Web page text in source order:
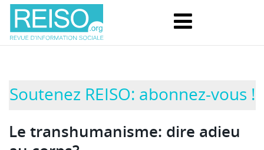
Soutenez REISO: abonnez-vous !
Le transhumanisme: dire adieu